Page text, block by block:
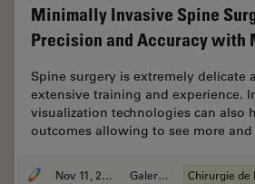
Minimally Invasive Spine
Precision and Accuracy with
Spine surgery is extremely delicate
extensive training and experience.
visualization technologies can also
outcomes allowing to see more
Nov 11, 2020 Galeries